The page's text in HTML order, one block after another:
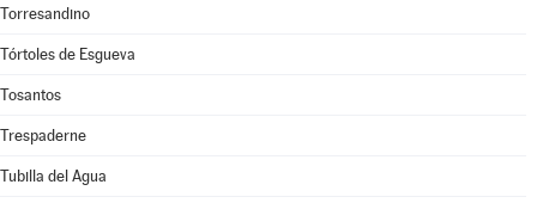
Torresandino
Tórtoles de Esgueva
Tosantos
Trespaderne
Tubilla del Agua